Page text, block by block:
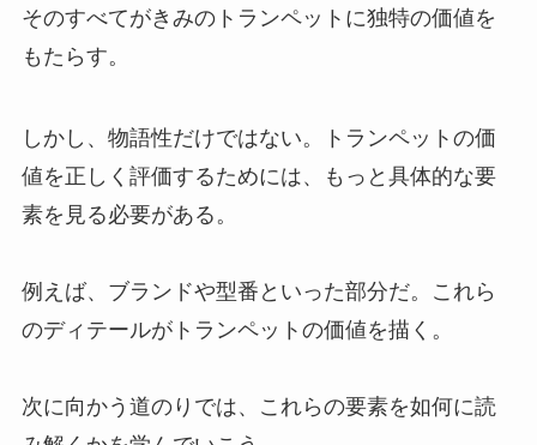
そのすべてがきみのトランペットに独特の価値を
もたらす。
しかし、物語性だけではない。トランペットの価
値を正しく評価するためには、もっと具体的な要
素を見る必要がある。
例えば、ブランドや型番といった部分だ。これら
のディテールがトランペットの価値を描く。
次に向かう道のりでは、これらの要素を如何に読